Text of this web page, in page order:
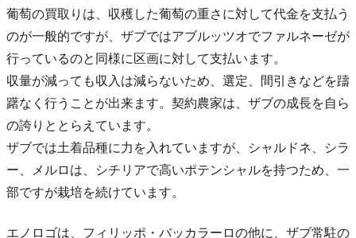
葡萄の買取りは、収穫した葡萄の重さに対して代金を支払う
のが一般的ですが、ザブではアブルッツオでファルネーゼが
行っているのと同様に区画に対して支払います。
収量が減っても収入は減らないため、選定、間引きなどを躊
躇なく行うことが出来ます。契約農家は、ザブの成長を自ら
の誇りととらえています。
ザブでは土着品種に力を入れていますが、シャルドネ、シラ
ー、メルロは、シチリアで高いポテンシャルを持つため、一
部ですが栽培を続けています。
エノロゴは、フィリッポ・バッカラーロの他に、ザブ常駐の